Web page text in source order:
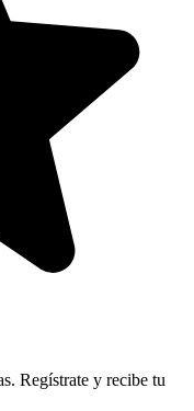
Regístrate y recibe tu